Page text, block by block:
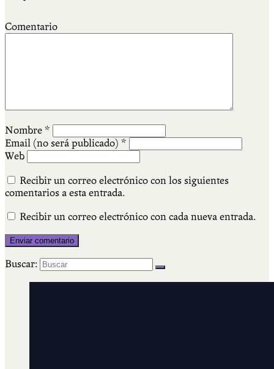
Comentario
Nombre *
Email (no será publicado) *
Web
Recibir un correo electrónico con los siguientes
comentarios a esta entrada.
Recibir un correo electrónico con cada nueva entrada.
Buscar: